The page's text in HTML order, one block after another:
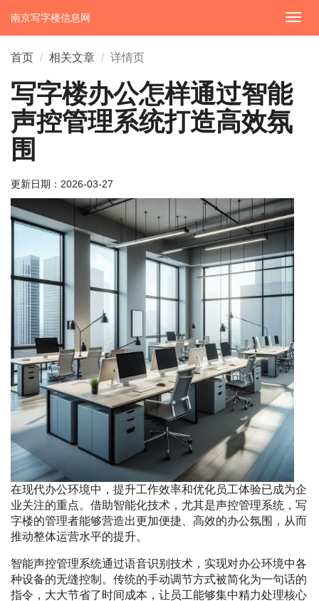
切
换
南京写字楼信息网
首页 相关文章 详情页
写字楼办公怎样通过智能
声控管理系统打造高效氛
围
更新日期： 2026-03-27
在现代办公环境中，提升工作效率和优化员工体验已成为企
业关注的重点。借助智能化技术，尤其是声控管理系统，写
字楼的管理者能够营造出更加便捷、高效的办公氛围，从而
推动整体运营水平的提升。
智能声控管理系统通过语音识别技术，实现对办公环境中各
种设备的无缝控制。传统的手动调节方式被简化为一句话的
指令，大大节省了时间成本，让员工能够集中精力处理核心